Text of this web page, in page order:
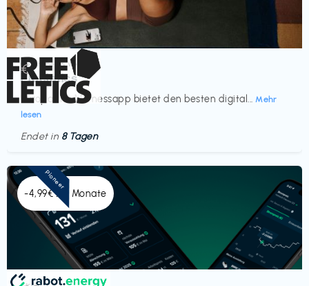
Gesundheit & Wellness
Freeletics
Europas Nr. 1 Fitnessapp bietet den besten digital... Mehr
lesen
€‎
Endet in 8 Tagen
-4,99€ x 6 Monate
Pioneer